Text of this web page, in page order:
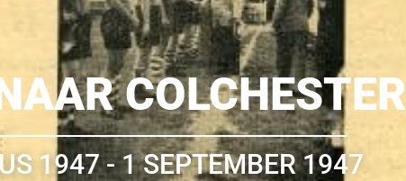
COLCHESTER
1947 - 1 SEPTEMBER 1947